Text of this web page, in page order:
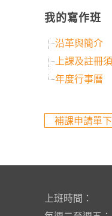
我的寫作班
沿革與簡介
上課及註冊
年度行事曆
補課申請單
上班時間：